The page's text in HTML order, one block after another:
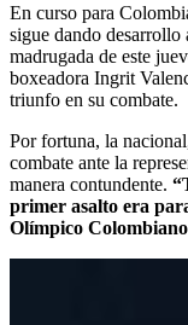
En curso para
sigue dando desarrollo
madrugada de este
boxeadora Ingrit
triunfo en su combate.
Por fortuna, la
combate ante la
manera contundente.
primer asalto era
Olímpico